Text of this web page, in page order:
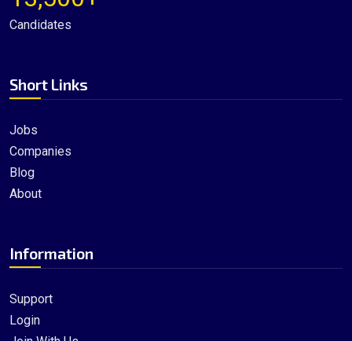
Short Links
Jobs
Companies
Blog
About
Information
Support
Login
Candidates